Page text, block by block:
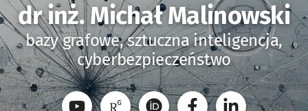
dr inż. Michał Malinowski
bazy grafowe, sztuczna inteligencja,
cyberbezpieczeństwo